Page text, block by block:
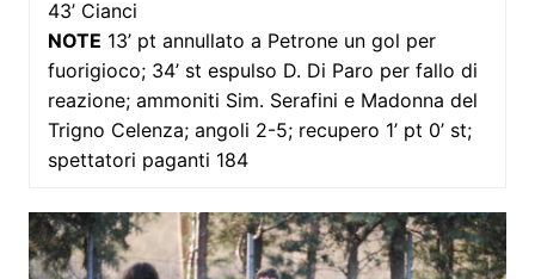
43’ Cianci
NOTE 13’ pt annullato a Petrone un gol per
fuorigioco; 34’ st espulso D. Di Paro per fallo di
reazione; ammoniti Sim. Serafini e Madonna del
Trigno Celenza; angoli 2-5; recupero 1’ pt 0’ st;
spettatori paganti 184